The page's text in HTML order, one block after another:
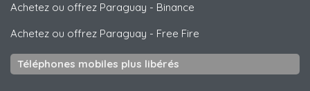
Achetez ou offrez Paraguay - Binance
Achetez ou offrez Paraguay - Free Fire
Téléphones mobiles plus libérés